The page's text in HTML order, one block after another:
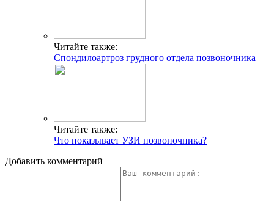
Читайте также:
Спондилоартроз грудного отдела позвоночника
Читайте также:
Что показывает УЗИ позвоночника?
Добавить комментарий